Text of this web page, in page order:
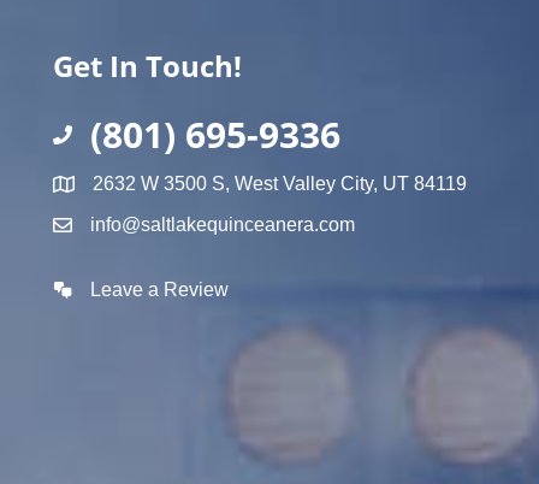
Get In Touch!
(801) 695-9336
2632 W 3500 S, West Valley City, UT 84119
info@saltlakequinceanera.com
Leave a Review